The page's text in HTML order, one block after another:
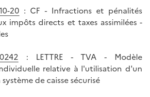
20 : CF - Infractions et pénalités
impôts directs et taxes assimilées -
: LETTRE - TVA - Modèle
relative à l'utilisation d'un
de caisse sécurisé